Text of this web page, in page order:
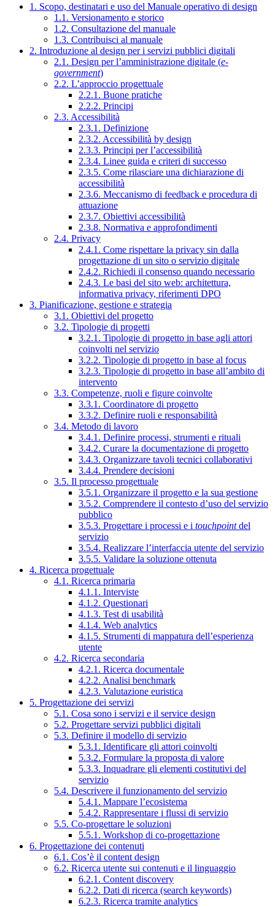
1. Scopo, destinatari e uso del Manuale operativo di design
1.1. Versionamento e storico
1.2. Consultazione del manuale
1.3. Contribuisci al manuale
2. Introduzione al design per i servizi pubblici digitali
2.1. Design per l’amministrazione digitale (e-
government)
2.2. L’approccio progettuale
2.2.1. Buone pratiche
2.2.2. Principi
2.3. Accessibilità
2.3.1. Definizione
2.3.2. Accessibilità by design
2.3.3. Principi per l’accessibilità
2.3.4. Linee guida e criteri di successo
2.3.5. Come rilasciare una dichiarazione di
accessibilità
2.3.6. Meccanismo di feedback e procedura di
attuazione
2.3.7. Obiettivi accessibilità
2.3.8. Normativa e approfondimenti
2.4. Privacy
2.4.1. Come rispettare la privacy sin dalla
progettazione di un sito o servizio digitale
2.4.2. Richiedi il consenso quando necessario
2.4.3. Le basi del sito web: architettura,
informativa privacy, riferimenti DPO
3. Pianificazione, gestione e strategia
3.1. Obiettivi del progetto
3.2. Tipologie di progetti
3.2.1. Tipologie di progetto in base agli attori
coinvolti nel servizio
3.2.2. Tipologie di progetto in base al focus
3.2.3. Tipologie di progetto in base all’ambito di
intervento
3.3. Competenze, ruoli e figure coinvolte
3.3.1. Coordinatore di progetto
3.3.2. Definire ruoli e responsabilità
3.4. Metodo di lavoro
3.4.1. Definire processi, strumenti e rituali
3.4.2. Curare la documentazione di progetto
3.4.3. Organizzare tavoli tecnici collaborativi
3.4.4. Prendere decisioni
3.5. Il processo progettuale
3.5.1. Organizzare il progetto e la sua gestione
3.5.2. Comprendere il contesto d’uso del servizio
pubblico
3.5.3. Progettare i processi e i touchpointdel
servizio
3.5.4. Realizzare l’interfaccia utente del servizio
3.5.5. Validare la soluzione ottenuta
4. Ricerca progettuale
4.1. Ricerca primaria
4.1.1. Interviste
4.1.2. Questionari
4.1.3. Test di usabilità
4.1.4. Web analytics
4.1.5. Strumenti di mappatura dell’esperienza
utente
4.2. Ricerca secondaria
4.2.1. Ricerca documentale
4.2.2. Analisi benchmark
4.2.3. Valutazione euristica
5. Progettazione dei servizi
5.1. Cosa sono i servizi e il service design
5.2. Progettare servizi pubblici digitali
5.3. Definire il modello di servizio
5.3.1. Identificare gli attori coinvolti
5.3.2. Formulare la proposta di valore
5.3.3. Inquadrare gli elementi costitutivi del
servizio
5.4. Descrivere il funzionamento del servizio
5.4.1. Mappare l’ecosistema
5.4.2. Rappresentare i flussi di servizio
5.5. Co-progettare le soluzioni
5.5.1. Workshop di co-progettazione
6. Progettazione dei contenuti
6.1. Cos’è il content design
6.2. Ricerca utente sui contenuti e il linguaggio
6.2.1. Content discovery
6.2.2. Dati di ricerca (search keywords)
6.2.3. Ricerca tramite analytics